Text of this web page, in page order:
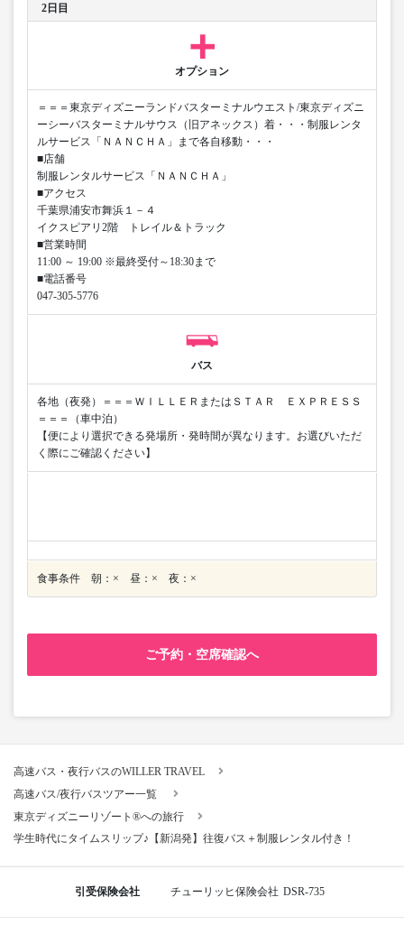
2日目
オプション
＝＝＝東京ディズニーランドバスターミナルウエスト/東京ディズニ
ーシーバスターミナルサウス（旧アネックス）着・・・制服レンタ
ルサービス「ＮＡＮＣＨＡ」まで各自移動・・・
■店舗
制服レンタルサービス「ＮＡＮＣＨＡ」
■アクセス
千葉県浦安市舞浜１－４
イクスピアリ2階 トレイル＆トラック
■営業時間
11:00 ～ 19:00 ※最終受付～18:30まで
■電話番号
047-305-5776
バス
各地（夜発）＝＝＝ＷＩＬＬＥＲまたはＳＴＡＲ ＥＸＰＲＥＳＳ
＝＝＝（車中泊）
【便により選択できる発場所・発時間が異なります。お選びいただ
く際にご確認ください】
食事条件 朝：× 昼：× 夜：×
ご予約・空席確認へ
高速バス・夜行バスのWILLER TRAVEL
高速バス/夜行バスツアー一覧
東京ディズニーリゾート®への旅行
学生時代にタイムスリップ♪【新潟発】往復バス＋制服レンタル付き！
引受保険会社 チューリッヒ保険会社 DSR-735